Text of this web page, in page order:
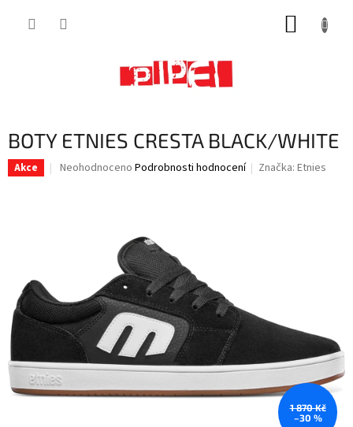
BOTY ETNIES CRESTA BLACK/WHITE
Akce
Průměrné
Neohodnoceno Podrobnosti hodnocení Značka:Etnies
1 870 Kč
–30 %